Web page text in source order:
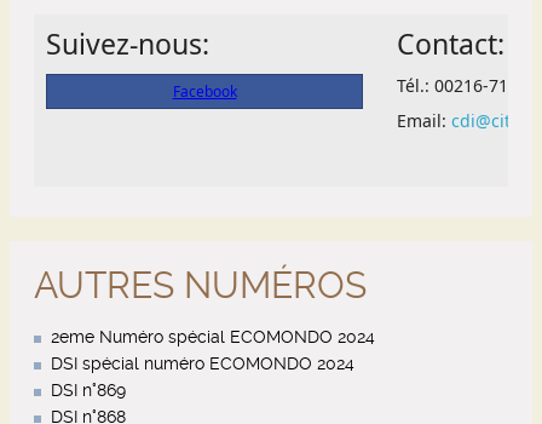
AUTRES NUMÉROS
2eme Numéro spécial ECOMONDO 2024
DSI spécial numéro ECOMONDO 2024
DSI n°869
DSI n°868